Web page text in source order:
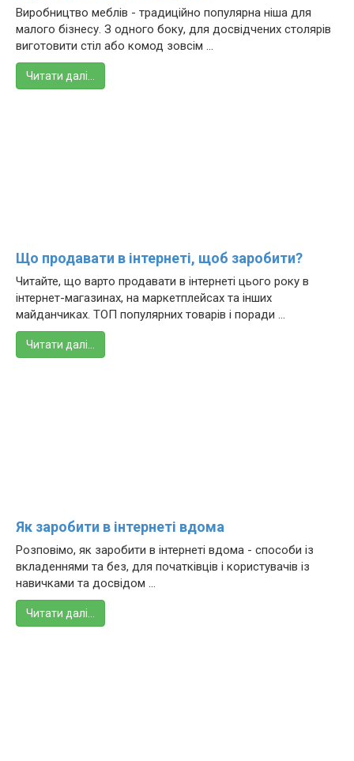
Виробництво меблів - традиційно популярна ніша для
малого бізнесу. З одного боку, для досвідчених столярів
виготовити стіл або комод зовсім ...
Читати далі…
Що продавати в інтернеті, щоб заробити?
Читайте, що варто продавати в інтернеті цього року в
інтернет-магазинах, на маркетплейсах та інших
майданчиках. ТОП популярних товарів і поради ...
Читати далі…
Як заробити в інтернеті вдома
Розповімо, як заробити в інтернеті вдома - способи із
вкладеннями та без, для початківців і користувачів із
навичками та досвідом ...
Читати далі…